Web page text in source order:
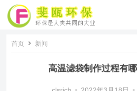
首页 新闻
高温滤袋制作过程有